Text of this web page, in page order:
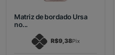
Matriz de bordado Ursa
no...
R$9,38Pix